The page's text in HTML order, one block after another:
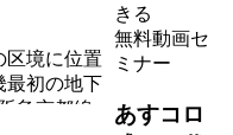
区境に位置
最初の地下
急京都線
きる
無料動画セ
ミナー
あすコロ